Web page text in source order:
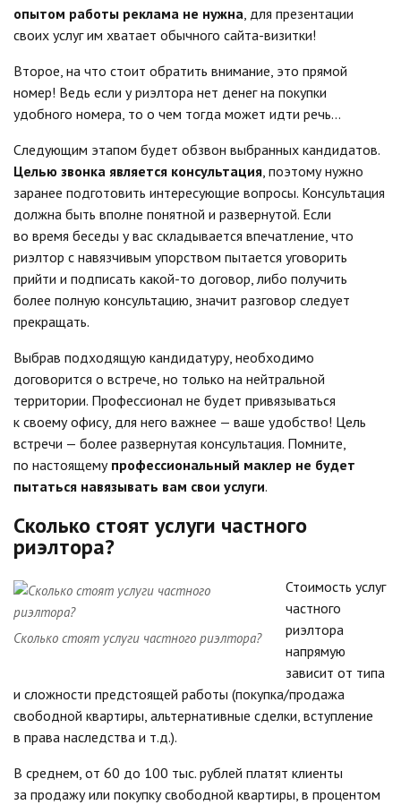
опытом работы реклама не нужна, для презентации
своих услуг им хватает обычного сайта-визитки!
Второе, на что стоит обратить внимание, это прямой
номер! Ведь если у риэлтора нет денег на покупки
удобного номера, то о чем тогда может идти речь…
Следующим этапом будет обзвон выбранных кандидатов.
Целью звонка является консультация, поэтому нужно
заранее подготовить интересующие вопросы. Консультация
должна быть вполне понятной и развернутой. Если
во время беседы у вас складывается впечатление, что
риэлтор с навязчивым упорством пытается уговорить
прийти и подписать какой-то договор, либо получить
более полную консультацию, значит разговор следует
прекращать.
Выбрав подходящую кандидатуру, необходимо
договорится о встрече, но только на нейтральной
территории. Профессионал не будет привязываться
к своему офису, для него важнее — ваше удобство! Цель
встречи — более развернутая консультация. Помните,
по настоящему профессиональный маклер не будет
пытаться навязывать вам свои услуги.
Сколько стоят услуги частного
риэлтора?
Сколько стоят услуги частного риэлтора?
Стоимость услуг
частного
риэлтора
напрямую
зависит от типа
и сложности предстоящей работы (покупка/продажа
свободной квартиры, альтернативные сделки, вступление
в права наследства и т.д.).
В среднем, от 60 до 100 тыс. рублей платят клиенты
за продажу или покупку свободной квартиры, в процентом